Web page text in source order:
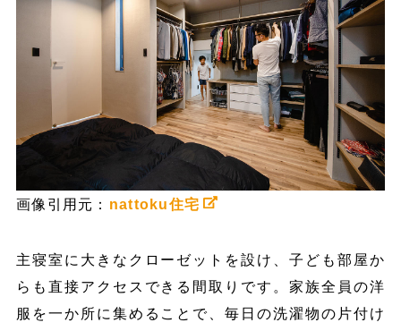
画像引用元： nattoku住宅
主寝室に大きなクローゼットを設け、子ども部屋か
らも直接アクセスできる間取りです。家族全員の洋
服を一か所に集めることで、毎日の洗濯物の片付け